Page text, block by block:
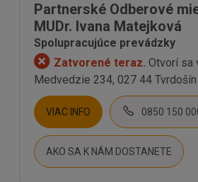
Partnerské Odberové
MUDr. Ivana Matejková
Spolupracujúce prevádzky
Zatvorené teraz. Otvorí sa
Medvedzie 234, 027 44 Tvrdošín
VIAC INFO 0850 150
AKO SA K NÁM DOSTANETE